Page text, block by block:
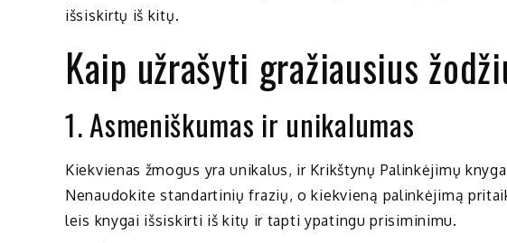
išsiskirtų iš kitų.
Kaip užrašyti gražiausius
1. Asmeniškumas ir unikalumas
Kiekvienas žmogus yra unikalus, ir Krikštynų Palinkėjimų
Nenaudokite standartinių frazių, o kiekvieną palinkėjimą
leis knygai išsiskirti iš kitų ir tapti ypatingu prisiminimu.